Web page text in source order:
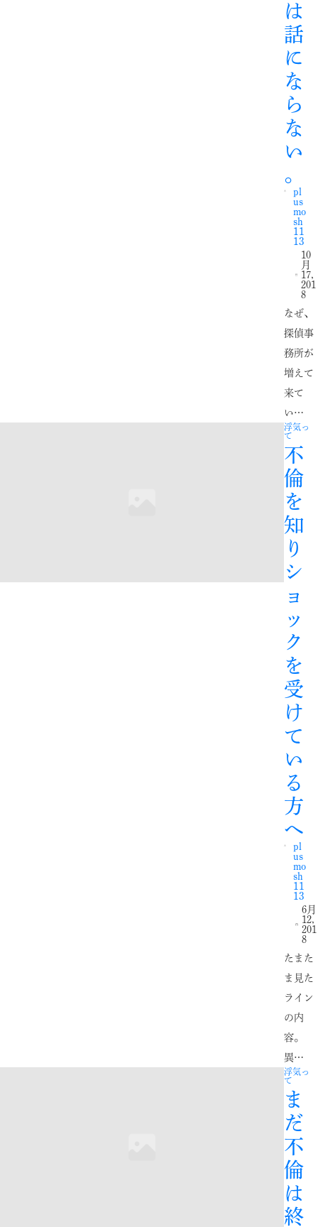
は
話
に
な
ら
な
い
。
pl
us
mo
sh
11
13
10
月
17,
201
8
なぜ、
探偵事
務所が
増えて
来て
い…
浮気っ
て
不
倫
を
知
り
シ
ョ
ッ
ク
を
受
け
て
い
る
方
へ
pl
us
mo
sh
11
13
6月
12,
201
8
たまた
ま見た
ライン
の内
容。
異…
浮気っ
て
ま
だ
不
倫
は
終